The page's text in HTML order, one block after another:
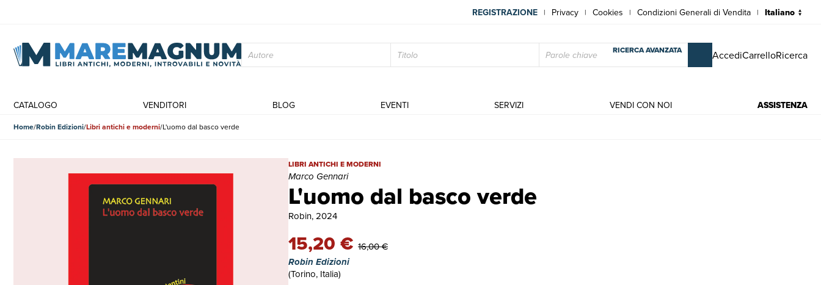
REGISTRAZIONE | Privacy | Cookies | Condizioni Generali di Vendita |
RICERCA AVANZATA AccediCarrelloRicerca
CATALOGO VENDITORI BLOG EVENTI SERVIZI VENDI CON NOI ASSISTENZA
Home Robin Edizioni Libri antichi e moderni L'uomo dal basco verde
L'uomo dal basco verde
L'uomo dal basco verde | Libri antichi e moderni | Marco Gennari
LIBRI ANTICHI E MODERNI
Marco Gennari
Robin, 2024
15,20 € 16,00 €
Robin Edizioni
(Torino, Italia)